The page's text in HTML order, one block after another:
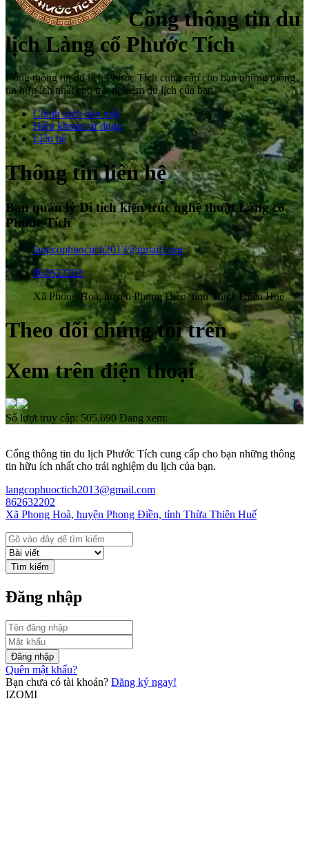
Cổng thông tin du
lịch Làng cổ Phước Tích
Cổng thông tin du lịch Phước Tích cung cấp cho bạn những thông
tin hữu ích nhất cho trải nghiệm du lịch của bạn.
Chính sách bảo mật
Điều khoản sử dụng
Liên hệ
Thông tin liên hệ
Ban quản lý Di tích kiến trúc nghệ thuật Làng cổ
Phước Tích
langcophuoctich2013@gmail.com
862632202
Xã Phong Hoà, huyện Phong Điền, tỉnh Thừa Thiên Huế
Theo dõi chúng tôi trên
Xem trên điện thoại
Số lượt truy cập: 505,690 Đang xem:
Cổng thông tin du lịch Phước Tích cung cấp cho bạn những thông
tin hữu ích nhất cho trải nghiệm du lịch của bạn.
langcophuoctich2013@gmail.com
862632202
Xã Phong Hoà, huyện Phong Điền, tỉnh Thừa Thiên Huế
Tìm kiếm
Đăng nhập
Đăng nhập
Quên mật khẩu?
Bạn chưa có tài khoản? Đăng ký ngay!
IZOMI